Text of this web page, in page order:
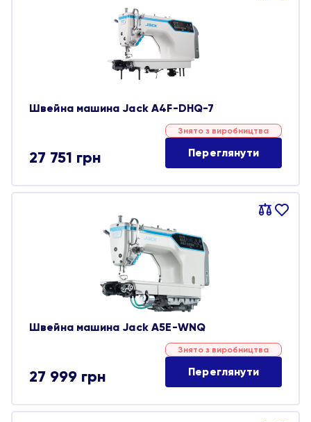
Швейна машина Jack A4F-DHQ-7
27 751 грн
Знято з виробництва
Переглянути
Порівняти
В
Швейна машина Jack A5E-WNQ
27 999 грн
Знято з виробництва
Переглянути